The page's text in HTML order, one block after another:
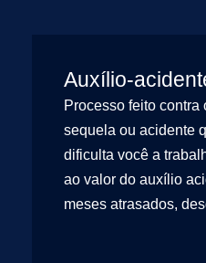
Auxílio-
Processo feito contra
sequela ou acidente
dificulta você a
ao valor do auxílio
meses atrasados,